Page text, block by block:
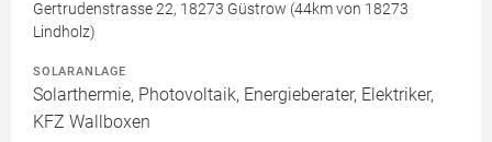
Gertrudenstrasse 22, 18273 Güstrow (44km von 18273
Lindholz)
SOLARANLAGE
Solarthermie, Photovoltaik, Energieberater, Elektriker,
KFZ Wallboxen